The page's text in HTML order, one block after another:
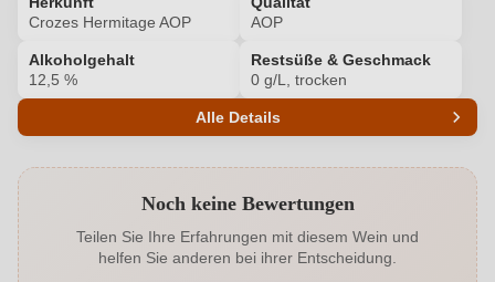
Crozes Hermitage AOP
AOP
Alkoholgehalt
12,5 %
Restsüße & Geschmack
0 g/L, trocken
Alle Details
Alkoholgehalt in % 12,5 %
Allergene Enthält Sulfite
Noch keine Bewertungen
Teilen Sie Ihre Erfahrungen mit diesem Wein und
helfen Sie anderen bei ihrer Entscheidung.